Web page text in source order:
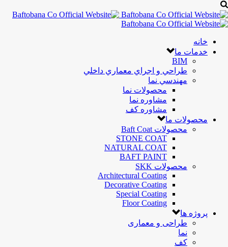
خانه
خدمات ما
BIM
طراحي و اجراي معماري داخلي
مهندسي نما
محصولات نما
مشاوره نما
مشاوره کف
محصولات ما
محصولات Baft Coat
STONE COAT
NATURAL COAT
BAFT PAINT
محصولات SKK
Architectural Coating
Decorative Coating
Special Coating
Floor Coating
پروژه ها
طراحی و معماری
نما
کف